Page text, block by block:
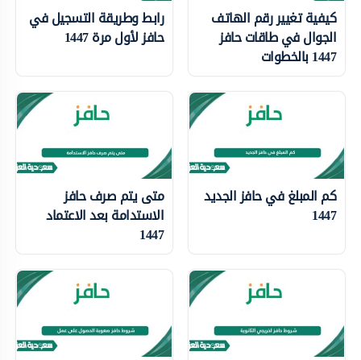
كيفية تغيير رقم الهاتف
الجوال في طاقات حافز
1447 بالخطوات
رابط وطريقة التسجيل في
حافز لأول مرة 1447
كم المبلغ في حافز الجديد
1447
متى يتم صرف حافز
الاستدامة بعد الاعتماد
1447